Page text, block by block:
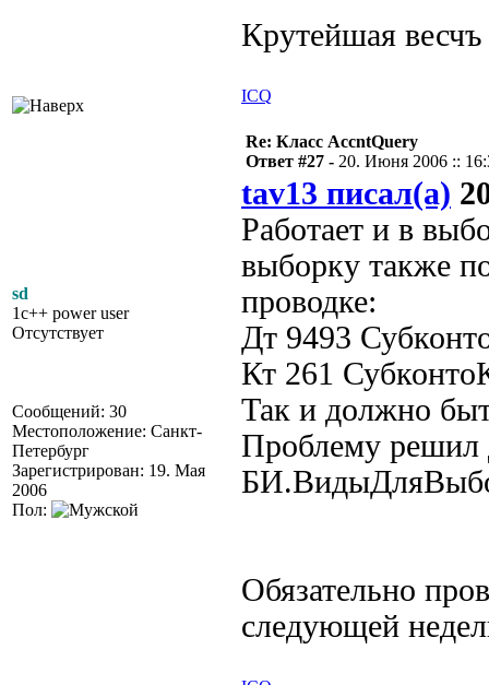
Крутейшая
ICQ
sd
1c++ power user
Отсутствует
Сообщений: 30
Местоположение: Санкт-
Петербург
Зарегистрирован: 19. Мая
2006
Пол:
Re: Класс AccntQuery
Ответ #27 - 20. Июня 2006 ::
tav13 писал(а)
Работает и в
выборку также
проводке:
Дт 9493
Кт 261
Так и должно
Проблему решил
Обязательно
следующей